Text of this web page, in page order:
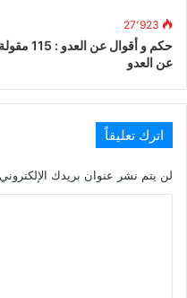
27٬923
حكم و أقوال عن العدو : 115 مقولة
عن العدو
اترك تعليقاً
لن يتم نشر عنوان بريدك